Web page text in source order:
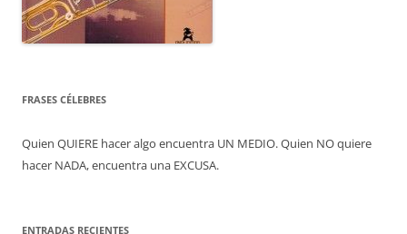
FRASES CÉLEBRES
Quien QUIERE hacer algo encuentra UN MEDIO. Quien NO quiere
hacer NADA, encuentra una EXCUSA.
ENTRADAS RECIENTES